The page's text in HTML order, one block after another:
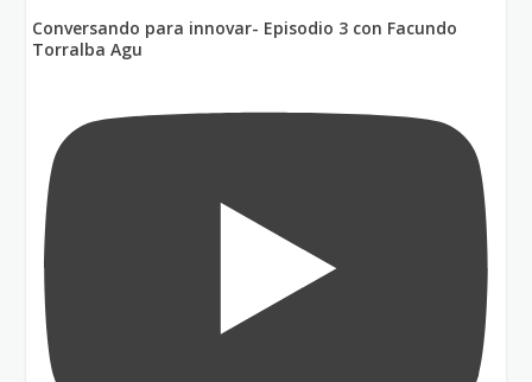
Conversando para innovar- Episodio 3 con Facundo
Torralba Agu